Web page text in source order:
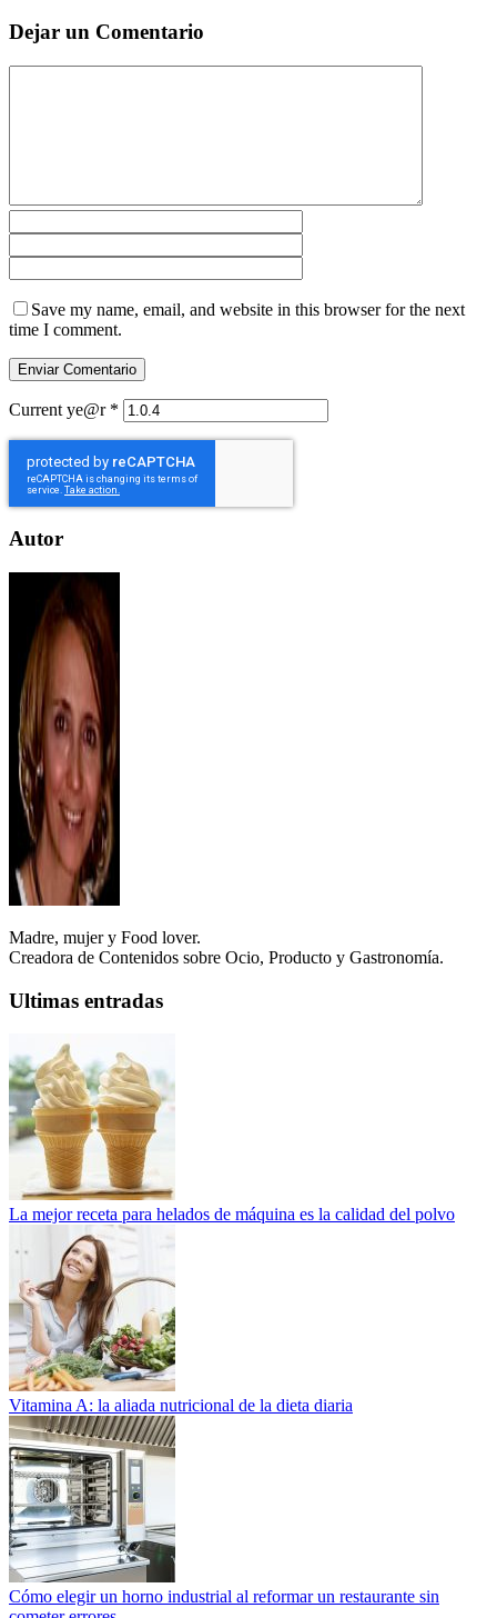
Dejar un Comentario
Save my name, email, and website in this browser for the next
time I comment.
Current ye@r *
Autor
Madre, mujer y Food lover.
Creadora de Contenidos sobre Ocio, Producto y Gastronomía.
Ultimas entradas
La mejor receta para helados de máquina es la calidad del polvo
Vitamina A: la aliada nutricional de la dieta diaria
Cómo elegir un horno industrial al reformar un restaurante sin